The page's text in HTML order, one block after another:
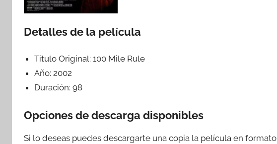
Detalles de la película
Titulo Original:100 Mile Rule
Año:2002
Duración:98
Opciones de descarga disponibles
Si lo deseas puedes descargarte una copia la película en formato